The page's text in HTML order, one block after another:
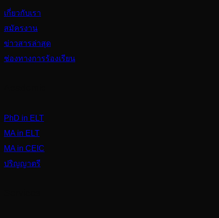
เกี่ยวกับเรา
สมัครงาน
ข่าวสารล่าสุด
ช่องทางการร้องเรียน
PhD in ELT
MA in ELT
MA in CEIC
ปริญญาตรี